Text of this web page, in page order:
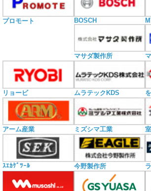
プロモート BOSCH
マサダ製作所
リョービ ムラテックKDS
アーム産業 ミズシマ工業
ｽｴｶｹﾞﾂｰﾙ 今野製作所